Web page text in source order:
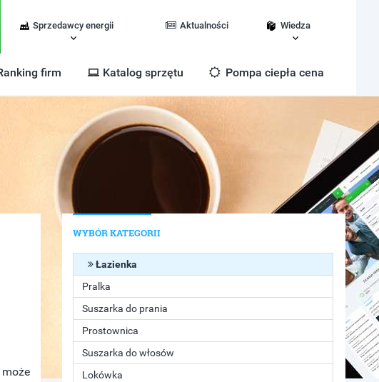
Sprzedawcy energii Aktualności Wiedza
firm Katalog sprzętu Pompa ciepła cena
WYBÓR KATEGORII
Łazienka
Pralka
Suszarka do prania
Prostownica
Suszarka do włosów
Lokówka